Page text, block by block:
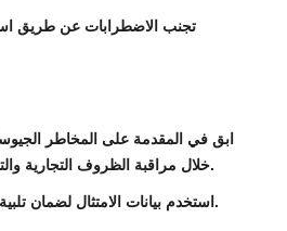
تجنب الاضطرابات عن طريق
ابق في المقدمة على المخاطر
خلال مراقبة الظروف التجارية والتجارة في الوقت الفعلي.
استخدم بيانات الامتثال لضمان تلبية الشراكات معايير دولية.